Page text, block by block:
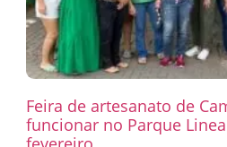
Feira de artesanato de
funcionar no Parque